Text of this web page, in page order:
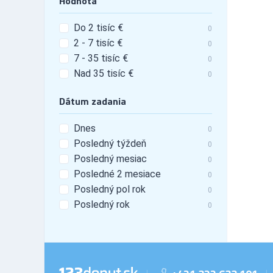
Motocykle - servis
Motoristické služby
Motory
Prívesy a návesy - bazár
Prívesy a návesy - predaj
Auto - Moto)
Do 2 tisíc € 0
2 - 7 tisíc € 0
7 - 35 tisíc € 0
Nad 35 tisíc € 0
Dátum zadania
Dnes 0
Posledný týždeň 0
Posledný mesiac 0
Posledné 2 mesiace 0
Posledný pol rok 0
Posledný rok 0